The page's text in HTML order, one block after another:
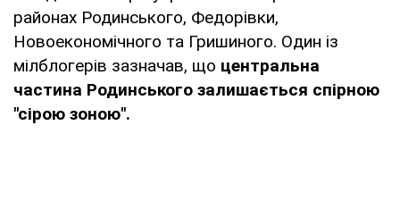
районах Родинського, Федорівки,
Новоекономічного та Гришиного. Один із
мілблогерів зазначав, що центральна
частина Родинського залишається спірною
"сірою зоною".